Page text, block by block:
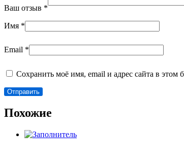
Ваш отзыв *
Имя *
Email *
Сохранить моё имя, email и адрес сайта в
Похожие